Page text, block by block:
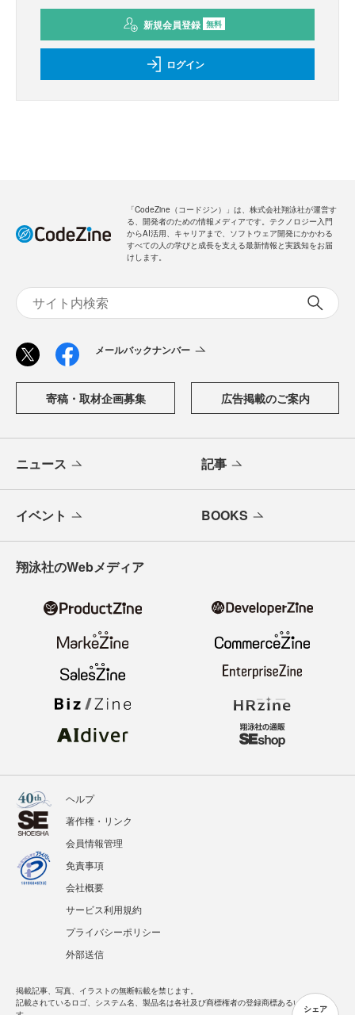
シェア
新規会員登録 無料
ログイン
「CodeZine（コードジン）」は、株式会社翔泳社が運営す
る、開発者のための情報メディアです。テクノロジー入門
からAI活用、キャリアまで、ソフトウェア開発にかかわる
すべての人の学びと成長を支える最新情報と実践知をお届
けします。
メールバックナンバー
寄稿・取材企画募集 広告掲載のご案内
ニュース 記事
イベント BOOKS
翔泳社のWebメディア
ヘルプ
著作権・リンク
会員情報管理
免責事項
会社概要
サービス利用規約
プライバシーポリシー
外部送信
掲載記事、写真、イラストの無断転載を禁じます。
記載されているロゴ、システム名、製品名は各社及び商標権者の登録商標あるいは商標で